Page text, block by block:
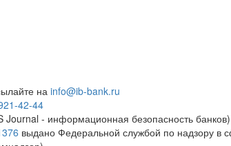
на info@ib-bank.ru
42-44
- информационная безопасность
выдано Федеральной службой по надзору в